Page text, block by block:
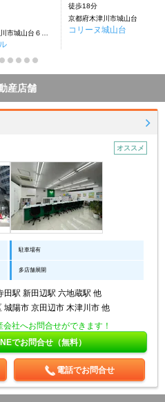
徒歩18分
京都府木津川市城山台
コリーヌ城山台
産店舗
オススメ
駐車場有
多店舗展開
田駅 新田辺駅 六地蔵駅 他
城陽市 京田辺市 木津川市 他
社へお問合せができます！
でお問合せ（無料）
電話でお問合せ